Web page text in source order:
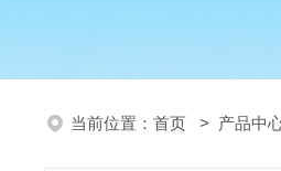
当前位置： 首页 > 产品中